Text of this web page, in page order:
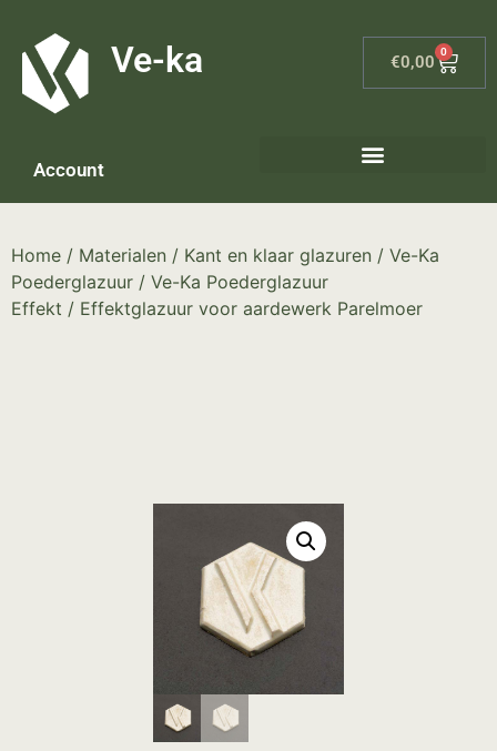
Ve-ka €0,00
0
Account
Home / Materialen / Kant en klaar glazuren / Ve-Ka
Poederglazuur / Ve-Ka Poederglazuur
Effekt / Effektglazuur voor aardewerk Parelmoer